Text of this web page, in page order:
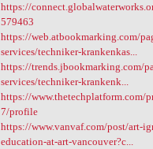
https://
579463
https://web.atbookmarking.com/
services/techniker-krankenkas...
https://trends.jbookmarking.com/
services/techniker-krankenk...
https://www.thetechplatform.com/
7/profile
https://www.vanvaf.com/post/art-
education-at-art-vancouver?c...